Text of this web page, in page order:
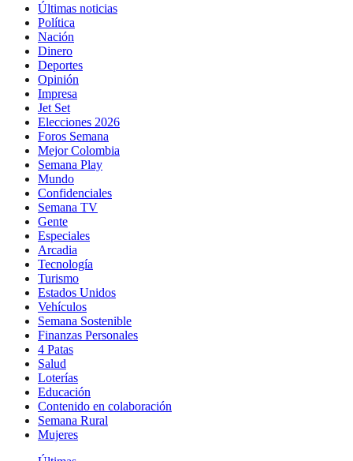
Últimas noticias
Política
Nación
Dinero
Deportes
Opinión
Impresa
Jet Set
Elecciones 2026
Foros Semana
Mejor Colombia
Semana Play
Mundo
Confidenciales
Semana TV
Gente
Especiales
Arcadia
Tecnología
Turismo
Estados Unidos
Vehículos
Semana Sostenible
Finanzas Personales
4 Patas
Salud
Loterías
Educación
Contenido en colaboración
Semana Rural
Mujeres